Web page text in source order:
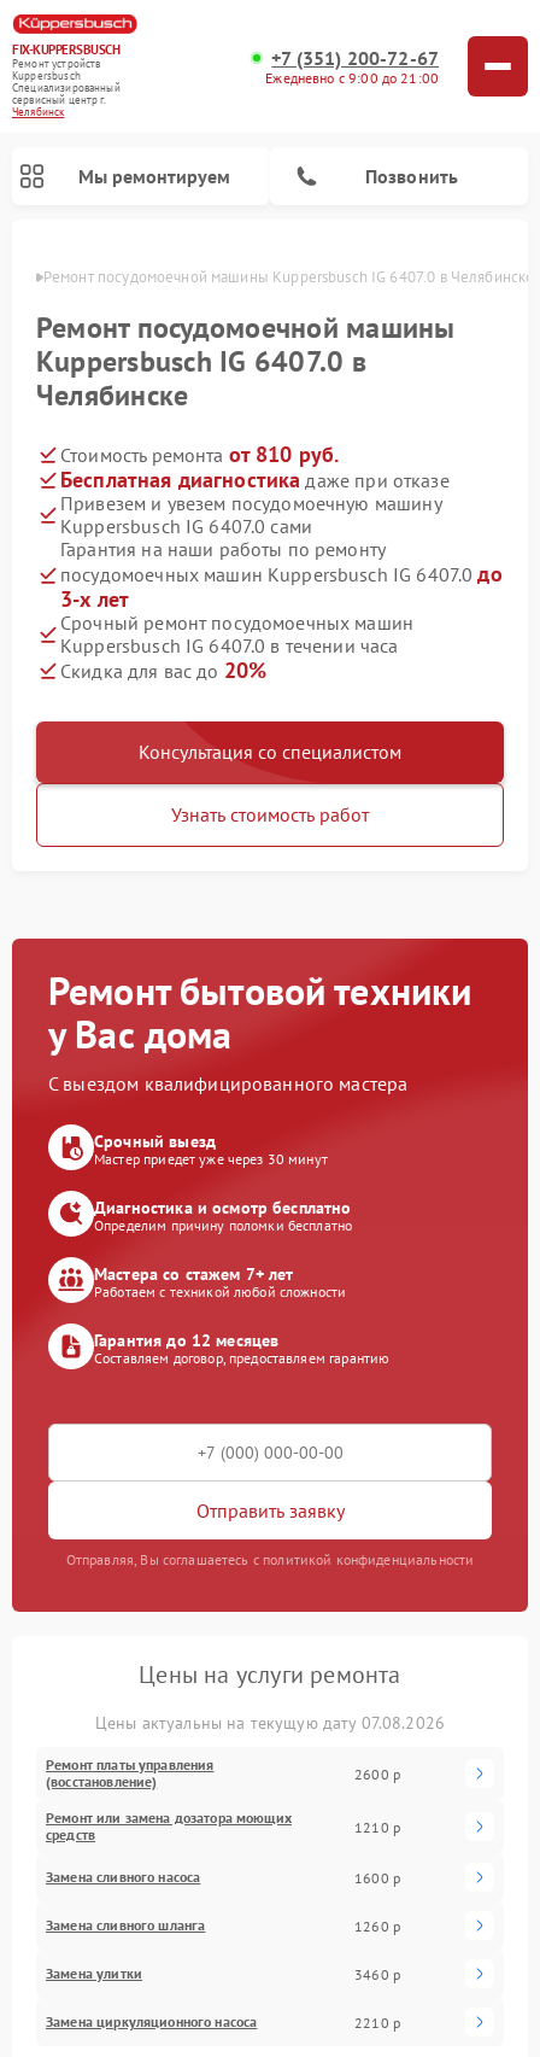
FIX-KUPPERSBUSCH
Ремонт устройств
Kuppersbusch
Специализированный
cервисный центр г.
Челябинск
+7 (351) 200-72-67
Ежедневно с 9:00 до 21:00
Мы ремонтируем Позвонить
Ремонт посудомоечной машины Kuppersbusch IG 6407.0 в Челябинске
Ремонт посудомоечной машины
Kuppersbusch IG 6407.0 в
Челябинске
Стоимость ремонта от 810 руб.
Бесплатная диагностика даже при отказе
Привезем и увезем посудомоечную машину
Kuppersbusch IG 6407.0 сами
Гарантия на наши работы по ремонту
посудомоечных машин Kuppersbusch IG 6407.0до
3-х лет
Срочный ремонт посудомоечных машин
Kuppersbusch IG 6407.0 в течении часа
Скидка для вас до 20%
Консультация со специалистом
Узнать стоимость работ
Ремонт бытовой техники
у Вас дома
С выездом квалифицированного мастера
Срочный выезд
Мастер приедет уже через 30 минут
Диагностика и осмотр бесплатно
Определим причину поломки бесплатно
Мастера со стажем 7+ лет
Работаем с техникой любой сложности
Гарантия до 12 месяцев
Составляем договор, предоставляем гарантию
Отправить заявку
Отправляя, Вы соглашаетесь с политикой конфиденциальности
Цены на услуги ремонта
Цены актуальны на текущую дату 07.08.2026
Ремонт платы управления
(восстановление)
2600 р
Ремонт или замена дозатора моющих
средств
1210 р
Замена сливного насоса 1600 р
Замена сливного шланга 1260 р
Замена улитки 3460 р
Замена циркуляционного насоса 2210 р